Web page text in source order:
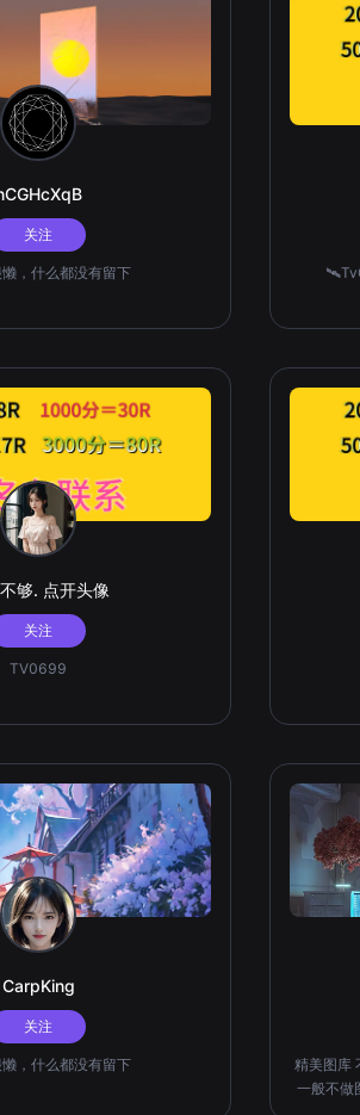
关注
，什么都没有留下
够. 点开头像
关注
TV0699
CarpKing
关注
，什么都没有留下
精美图库
一般不做